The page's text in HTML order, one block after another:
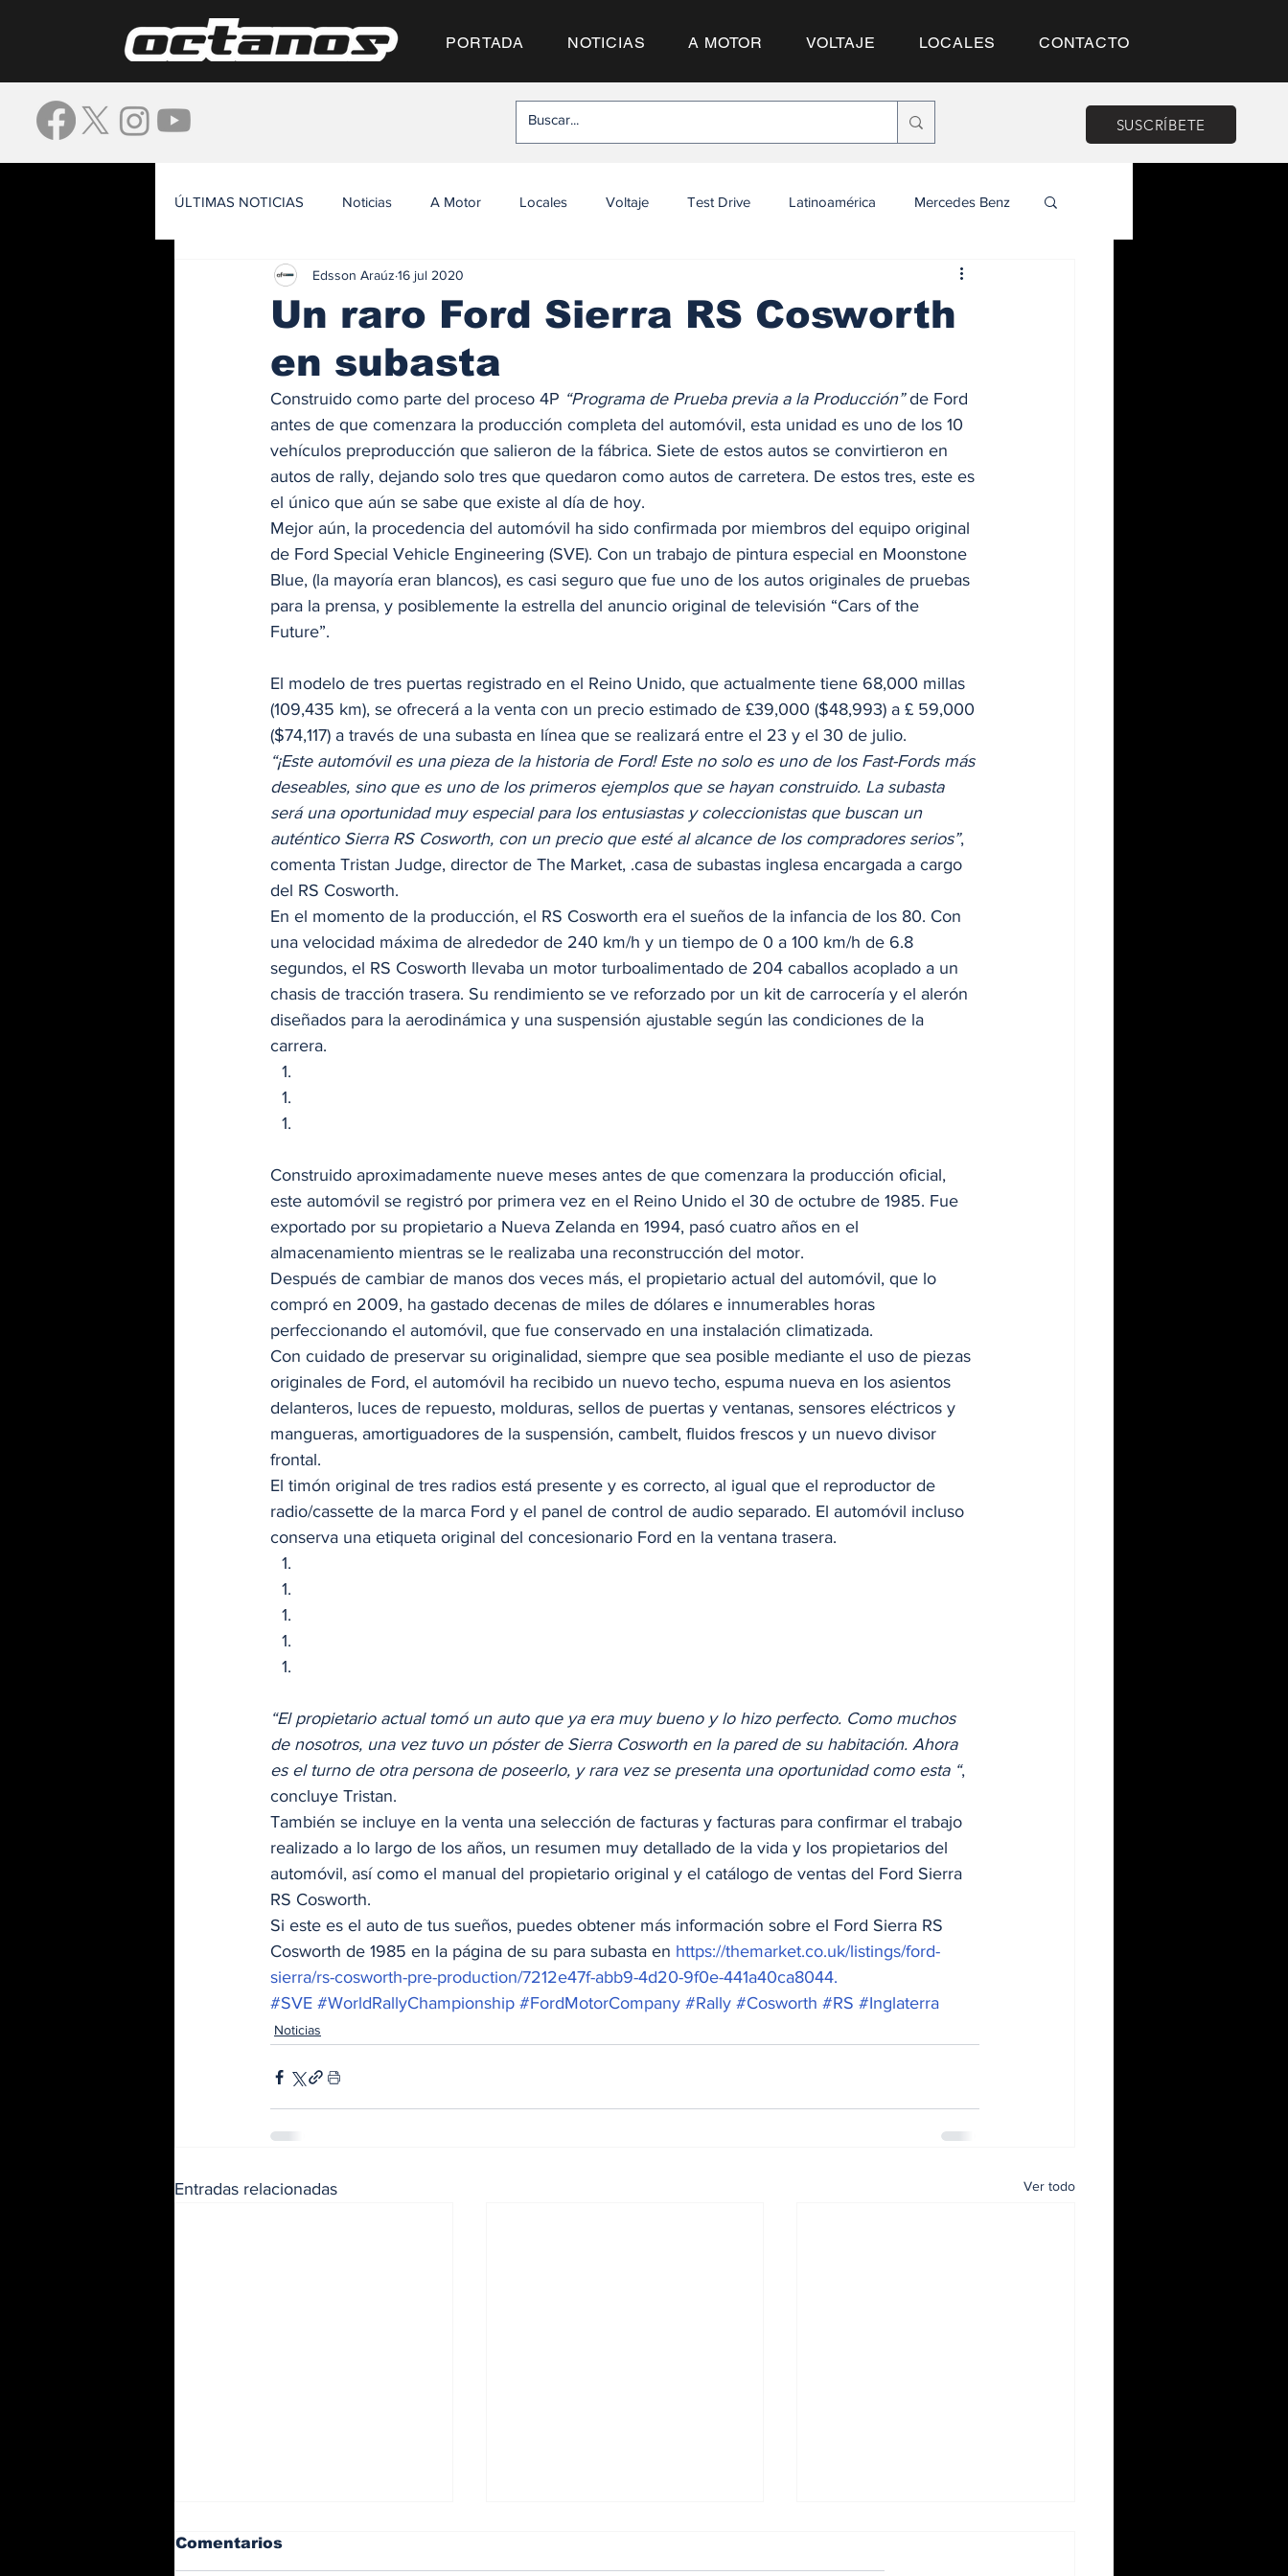
PORTADA NOTICIAS A MOTOR VOLTAJE LOCALES CONTACTO
SUSCRÍBETE
ÚLTIMAS NOTICIAS Noticias A Motor Locales Voltaje Test Drive Latinoamérica Mercedes Benz
Un raro Ford Sierra RS Cosworth
en subasta
Edsson Araúz 16 jul 2020
Construido como parte del proceso 4P “Programa de Prueba previa a la Producción” de Ford
antes de que comenzara la producción completa del automóvil, esta unidad es uno de los 10
vehículos preproducción que salieron de la fábrica. Siete de estos autos se convirtieron en
autos de rally, dejando solo tres que quedaron como autos de carretera. De estos tres, este es
el único que aún se sabe que existe al día de hoy.
Mejor aún, la procedencia del automóvil ha sido confirmada por miembros del equipo original
de Ford Special Vehicle Engineering (SVE). Con un trabajo de pintura especial en Moonstone
Blue, (la mayoría eran blancos), es casi seguro que fue uno de los autos originales de pruebas
para la prensa, y posiblemente la estrella del anuncio original de televisión “Cars of the
Future”.
El modelo de tres puertas registrado en el Reino Unido, que actualmente tiene 68,000 millas
(109,435 km), se ofrecerá a la venta con un precio estimado de £39,000 ($48,993) a £ 59,000
($74,117) a través de una subasta en línea que se realizará entre el 23 y el 30 de julio.
“¡Este automóvil es una pieza de la historia de Ford! Este no solo es uno de los Fast-Fords más
deseables, sino que es uno de los primeros ejemplos que se hayan construido. La subasta
será una oportunidad muy especial para los entusiastas y coleccionistas que buscan un
auténtico Sierra RS Cosworth, con un precio que esté al alcance de los compradores serios”,
comenta Tristan Judge, director de The Market, .casa de subastas inglesa encargada a cargo
del RS Cosworth.
En el momento de la producción, el RS Cosworth era el sueños de la infancia de los 80. Con
una velocidad máxima de alrededor de 240 km/h y un tiempo de 0 a 100 km/h de 6.8
segundos, el RS Cosworth llevaba un motor turboalimentado de 204 caballos acoplado a un
chasis de tracción trasera. Su rendimiento se ve reforzado por un kit de carrocería y el alerón
diseñados para la aerodinámica y una suspensión ajustable según las condiciones de la
carrera.
Construido aproximadamente nueve meses antes de que comenzara la producción oficial,
este automóvil se registró por primera vez en el Reino Unido el 30 de octubre de 1985. Fue
exportado por su propietario a Nueva Zelanda en 1994, pasó cuatro años en el
almacenamiento mientras se le realizaba una reconstrucción del motor.
Después de cambiar de manos dos veces más, el propietario actual del automóvil, que lo
compró en 2009, ha gastado decenas de miles de dólares e innumerables horas
perfeccionando el automóvil, que fue conservado en una instalación climatizada.
Con cuidado de preservar su originalidad, siempre que sea posible mediante el uso de piezas
originales de Ford, el automóvil ha recibido un nuevo techo, espuma nueva en los asientos
delanteros, luces de repuesto, molduras, sellos de puertas y ventanas, sensores eléctricos y
mangueras, amortiguadores de la suspensión, cambelt, fluidos frescos y un nuevo divisor
frontal.
El timón original de tres radios está presente y es correcto, al igual que el reproductor de
radio/cassette de la marca Ford y el panel de control de audio separado. El automóvil incluso
conserva una etiqueta original del concesionario Ford en la ventana trasera.
“El propietario actual tomó un auto que ya era muy bueno y lo hizo perfecto. Como muchos
de nosotros, una vez tuvo un póster de Sierra Cosworth en la pared de su habitación. Ahora
es el turno de otra persona de poseerlo, y rara vez se presenta una oportunidad como esta “,
concluye Tristan.
También se incluye en la venta una selección de facturas y facturas para confirmar el trabajo
realizado a lo largo de los años, un resumen muy detallado de la vida y los propietarios del
automóvil, así como el manual del propietario original y el catálogo de ventas del Ford Sierra
RS Cosworth.
Si este es el auto de tus sueños, puedes obtener más información sobre el Ford Sierra RS
Cosworth de 1985 en la página de su para subasta en https://themarket.co.uk/listings/ford-
sierra/rs-cosworth-pre-production/7212e47f-abb9-4d20-9f0e-441a40ca8044.
#SVE #WorldRallyChampionship #FordMotorCompany #Rally #Cosworth #RS #Inglaterra
Noticias
Entradas relacionadas Ver todo
Comentarios